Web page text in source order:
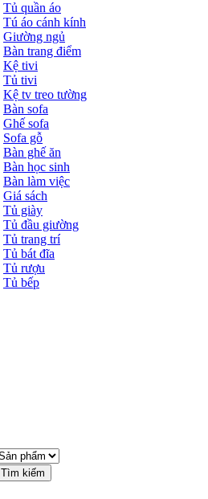
Tủ quần áo
Tú áo cánh kính
Giường ngủ
Bàn trang điểm
Kệ tivi
Tủ tivi
Kệ tv treo tường
Bàn sofa
Ghế sofa
Sofa gỗ
Bàn ghế ăn
Bàn học sinh
Bàn làm việc
Giá sách
Tủ giày
Tủ đầu giường
Tủ trang trí
Tủ bát đĩa
Tủ rượu
Tủ bếp
Tìm kiếm